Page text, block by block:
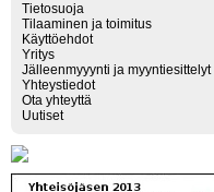
Tietosuoja
Tilaaminen ja toimitus
Käyttöehdot
Yritys
Jälleenmyyynti ja myyntiesittelyt
Yhteystiedot
Ota yhteyttä
Uutiset